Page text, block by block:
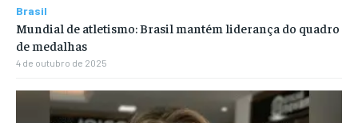
Brasil
Mundial de atletismo: Brasil mantém liderança do quadro
de medalhas
4 de outubro de 2025